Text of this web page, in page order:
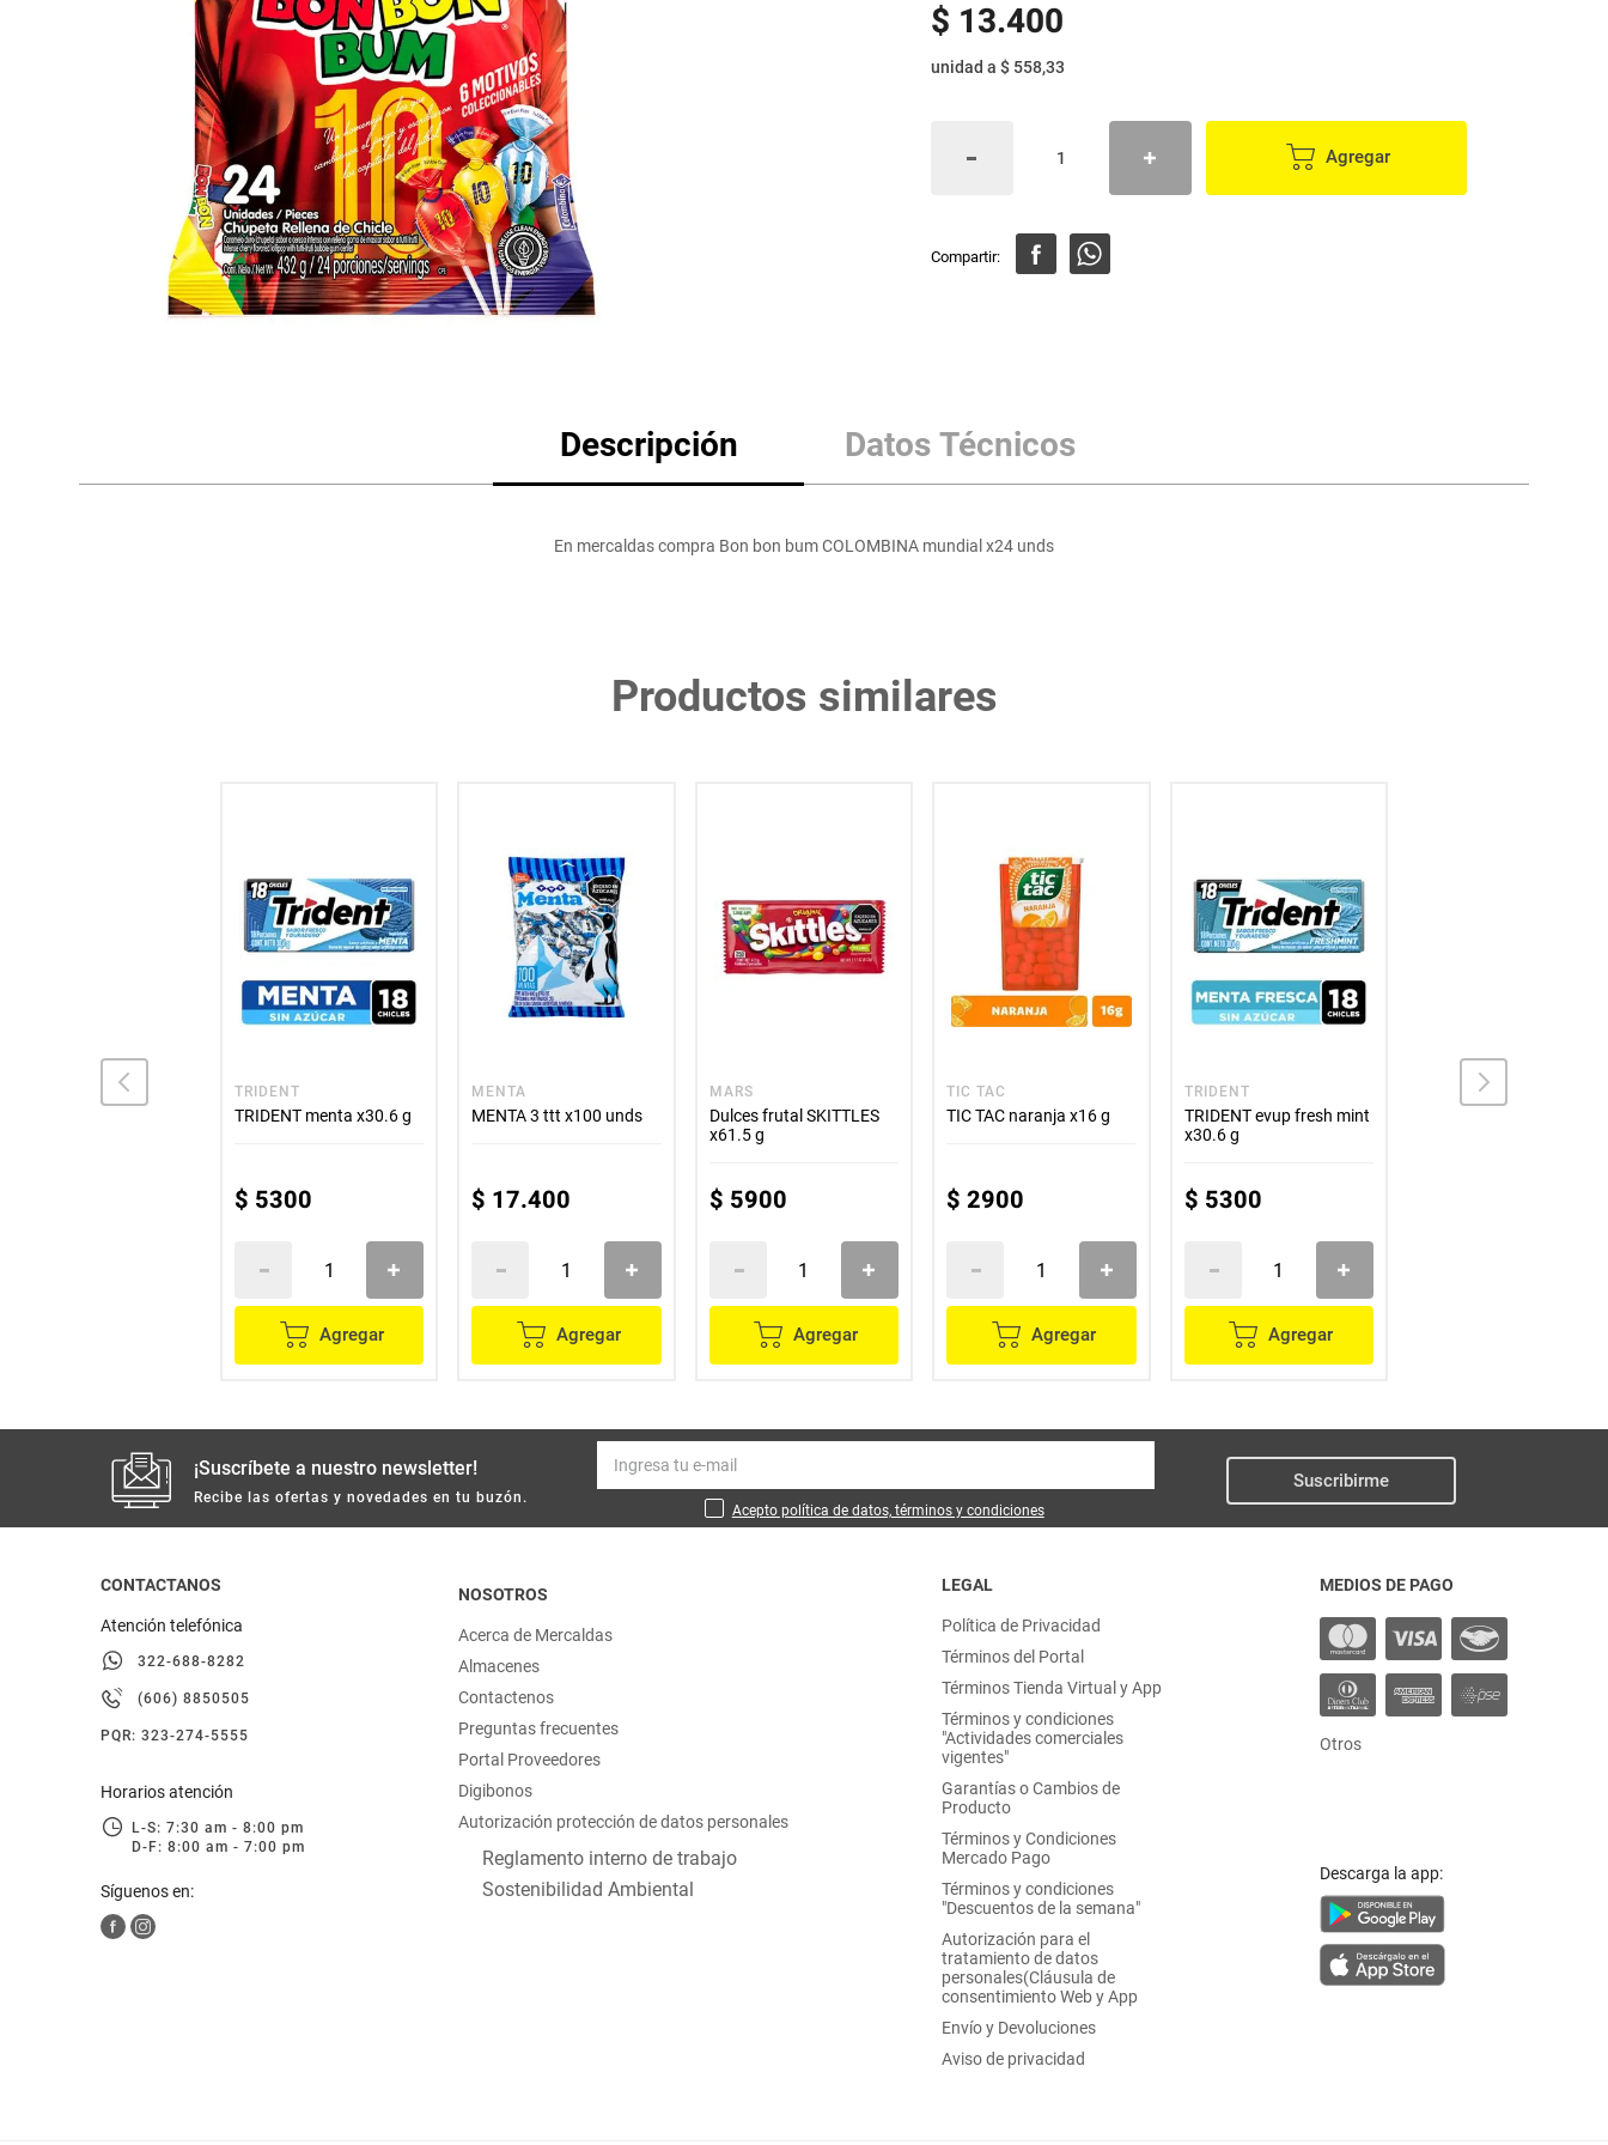
lácteos y refrigerados
vinos y licores
cuidado del bebé
mascotas
otros
$ 13.400
unidad a $ 558,33
Agregar
Descripción Datos Técnicos
En mercaldas compra Bon bon bum COLOMBINA mundial x24 unds
Productos similares
TRIDENT
TRIDENT menta x30.6 g
$ 5300
Agregar
MENTA
MENTA 3 ttt x100 unds
$ 17.400
Agregar
MARS
Dulces frutal SKITTLES
x61.5 g
$ 5900
Agregar
TIC TAC
TIC TAC naranja x16 g
$ 2900
Agregar
TRIDENT
TRIDENT evup fresh mint
x30.6 g
$ 5300
Agregar
¡Suscríbete a nuestro newsletter!
Recibe las ofertas y novedades en tu buzón.
Acepto política de datos, términos y condiciones
Suscribirme
CONTACTANOS
Atención telefónica
322-688-8282
(606) 8850505
PQR: 323-274-5555
Horarios atención
L-S: 7:30 am - 8:00 pm
D-F: 8:00 am - 7:00 pm
Síguenos en:
NOSOTROS
Acerca de Mercaldas
Almacenes
Contactenos
Preguntas frecuentes
Portal Proveedores
Digibonos
Autorización protección de datos personales
Reglamento interno de trabajo
Sostenibilidad Ambiental
LEGAL
Política de Privacidad
Términos del Portal
Términos Tienda Virtual y App
Términos y condiciones
"Actividades comerciales
vigentes"
Garantías o Cambios de
Producto
Términos y Condiciones
Mercado Pago
Términos y condiciones
"Descuentos de la semana"
Autorización para el
tratamiento de datos
personales(Cláusula de
consentimiento Web y App
Envío y Devoluciones
Aviso de privacidad
MEDIOS DE PAGO
Otros
Descarga la app:
Aceite